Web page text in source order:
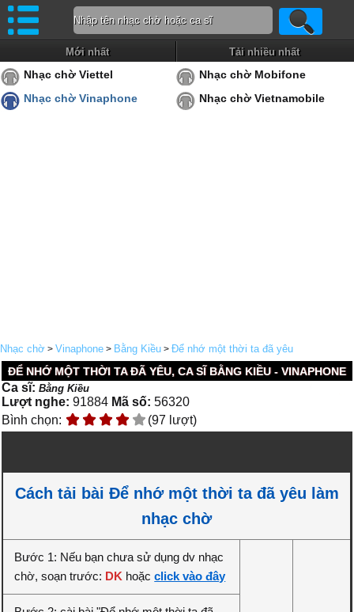
Mới nhất Tải nhiều nhất
Nhạc chờ Viettel
Nhạc chờ Mobifone
Nhạc chờ Vinaphone
Nhạc chờ Vietnamobile
Nhạc chờ > Vinaphone > Bằng Kiều > Để nhớ một thời ta đã yêu
ĐỂ NHỚ MỘT THỜI TA ĐÃ YÊU, CA SĨ BẰNG KIỀU - VINAPHONE
Ca sĩ:Bằng Kiều
Lượt nghe: 91884 Mã số: 56320
Bình chọn:
(97 lượt)
Cách tải bài Để nhớ một thời ta đã yêu làm
nhạc chờ
Bước 1: Nếu bạn chưa sử dụng dv nhạc
chờ, soạn trước: DK hoặcclick vào đây